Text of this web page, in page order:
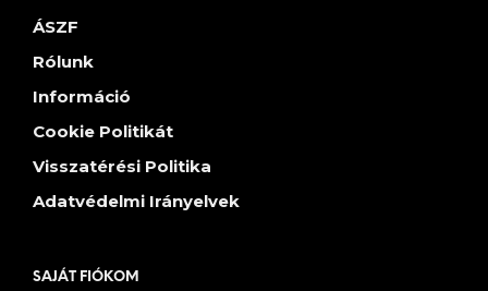
ÁSZF
Rólunk
Információ
Cookie Politikát
Visszatérési Politika
Adatvédelmi Irányelvek
SAJÁT FIÓKOM